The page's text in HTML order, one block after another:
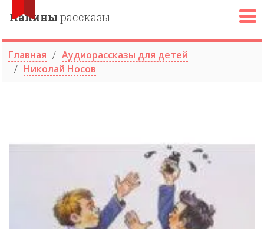
Папины рассказы
Главная
Аудиорассказы для детей
Николай Носов